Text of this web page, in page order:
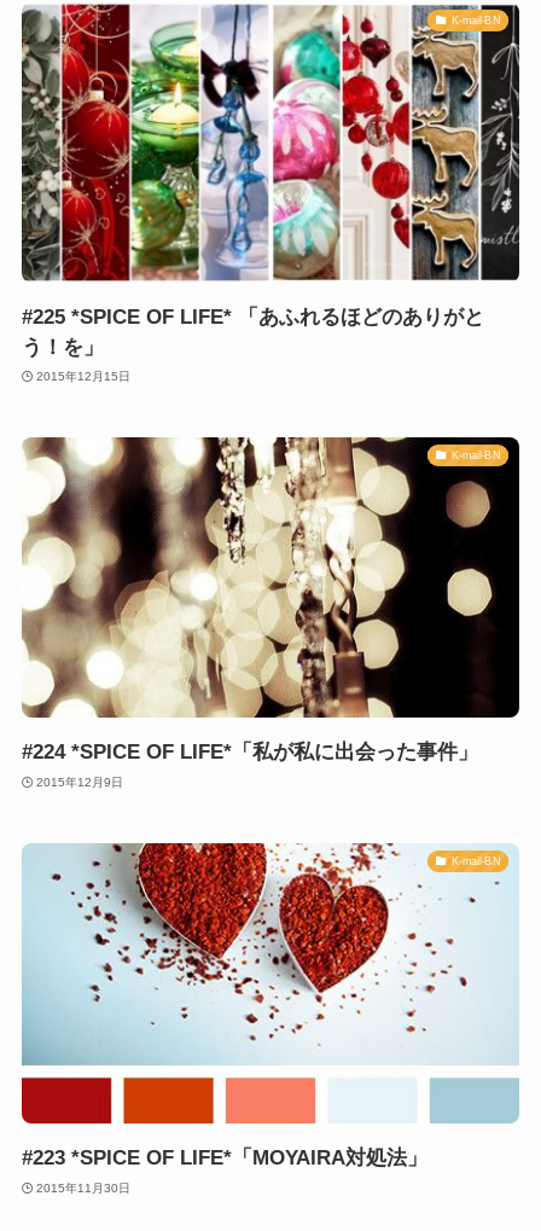
K-mail-BN
#225 *SPICE OF LIFE* 「あふれるほどのありがと
う！を」
2015年12月15日
K-mail-BN
#224 *SPICE OF LIFE*「私が私に出会った事件」
2015年12月9日
K-mail-BN
#223 *SPICE OF LIFE*「MOYAIRA対処法」
2015年11月30日